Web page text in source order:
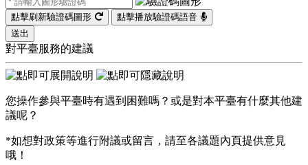
點擊刷新驗證碼圖形
點擊播放驗證碼語音
送出
對平臺服務的建議
您操作參與平臺時有遇到困難嗎？或是對本平臺有什麼其他建
議呢？
*如想對政策等進行附議或留言，請至各議題內頁提供意見
哦！